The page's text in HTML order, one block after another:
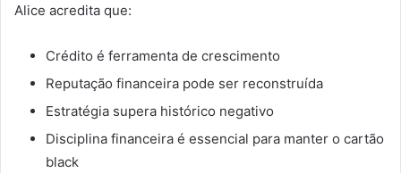
Alice acredita que:
Crédito é ferramenta de crescimento
Reputação financeira pode ser reconstruída
Estratégia supera histórico negativo
Disciplina financeira é essencial para manter o cartão
black